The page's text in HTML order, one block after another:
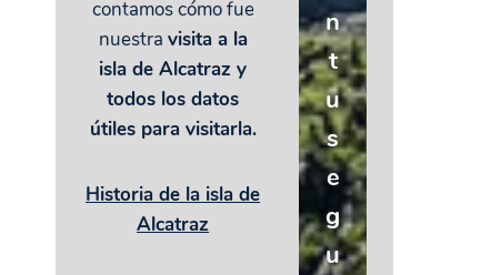
contamos cómo fue
nuestra visita a la
isla de Alcatraz y
todos los datos
útiles para visitarla.
Historia de la isla de
Alcatraz
n
t
u
s
e
g
u